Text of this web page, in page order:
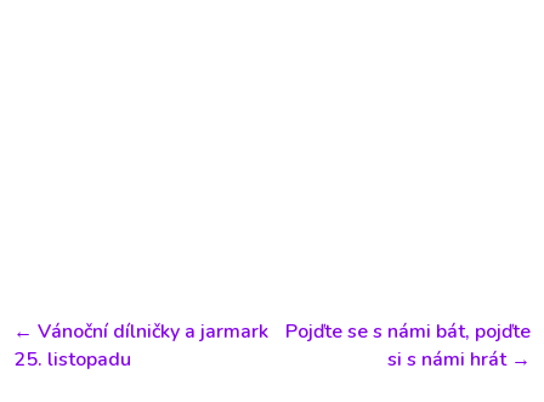
←Vánoční dílničky a jarmark
25. listopadu
Pojďte se s námi bát, pojďte
si s námi hrát→